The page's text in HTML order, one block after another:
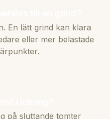
En lätt grind kan klara
eller mer belastade
på sluttande tomter